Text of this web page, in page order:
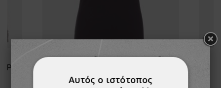
Αυτός ο ιστότοπος